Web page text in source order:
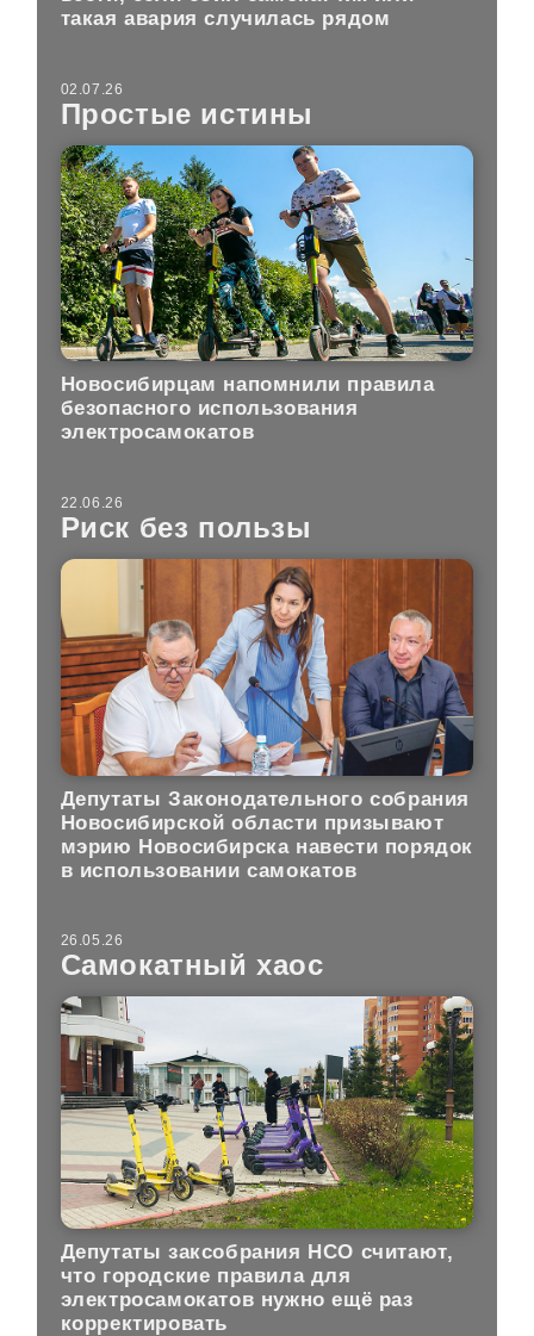
такая авария случилась рядом
02.07.26
Простые истины
Новосибирцам напомнили правила
безопасного использования
электросамокатов
22.06.26
Риск без пользы
Депутаты Законодательного собрания
Новосибирской области призывают
мэрию Новосибирска навести порядок
в использовании самокатов
26.05.26
Самокатный хаос
Депутаты заксобрания НСО считают,
что городские правила для
электросамокатов нужно ещё раз
корректировать